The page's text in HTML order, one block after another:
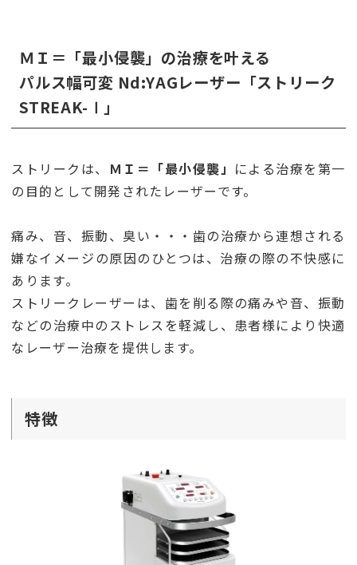
ＭＩ＝「最小侵襲」 の治療を叶える
パルス幅可変 Nd:YAGレーザー「ストリーク
STREAK-Ⅰ」
ストリークは、 ＭＩ＝「最小侵襲」 による治療を第一
の目的として開発されたレーザーです。
痛み、音、振動、臭い・・・歯の治療から連想される
嫌なイメージの原因のひとつは、治療の際の不快感に
あります。
ストリークレーザーは、歯を削る際の痛みや音、振動
などの治療中のストレスを軽減し、患者様により快適
なレーザー治療を提供します。
特徴